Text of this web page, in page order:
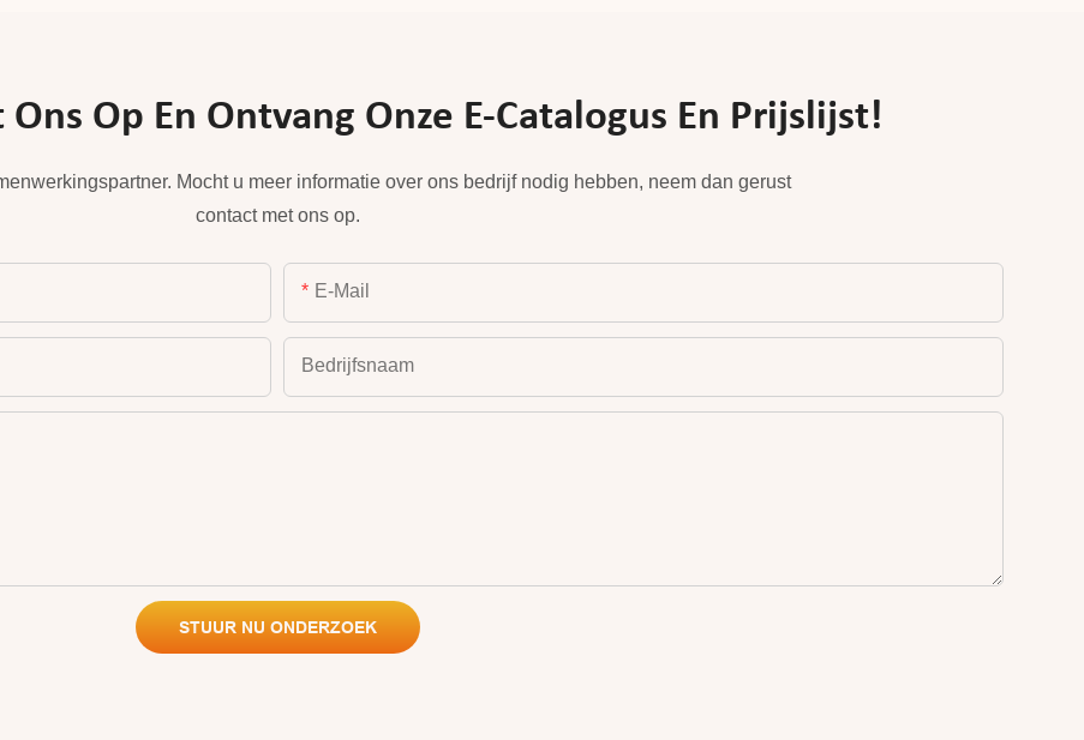
Op En Ontvang Onze E-Catalogus En Prijslijst!
Mocht u meer informatie over ons bedrijf nodig hebben, neem dan gerust
contact met ons op.
E-Mail
Bedrijfsnaam
STUUR NU ONDERZOEK